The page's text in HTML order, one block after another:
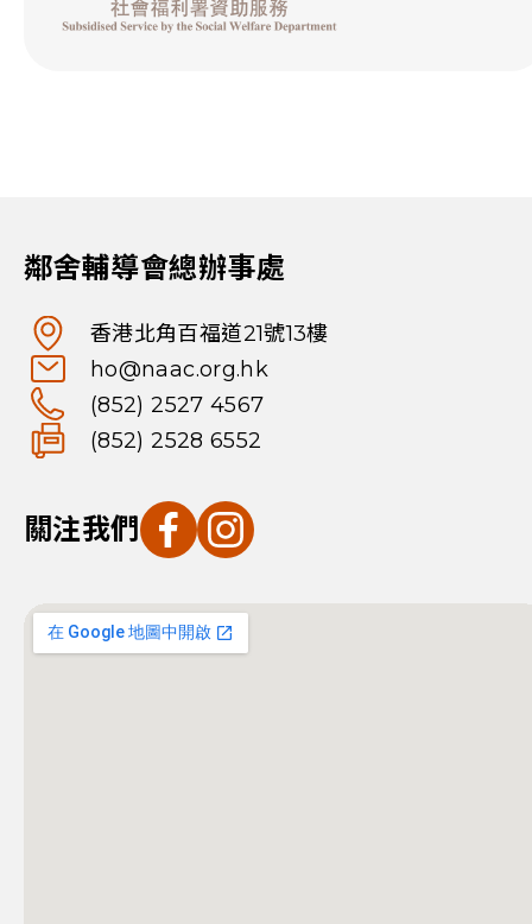
鄰舍輔導會總辦事處
香港北角百福道21號13樓
ho@naac.org.hk
(852) 2527 4567
(852) 2528 6552
關注我們